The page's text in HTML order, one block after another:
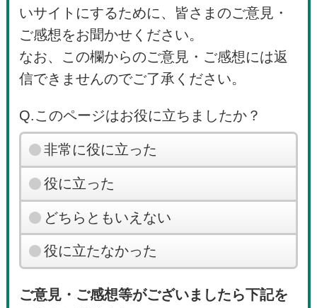
いサイトにするために、皆さまのご意見・
ご感想をお聞かせください。
なお、この欄からのご意見・ご感想には返
信できませんのでご了承ください。
Q.このページはお役に立ちましたか？
非常に役に立った
役に立った
どちらともいえない
役に立たなかった
ご意見・ご感想等がございましたら下記を